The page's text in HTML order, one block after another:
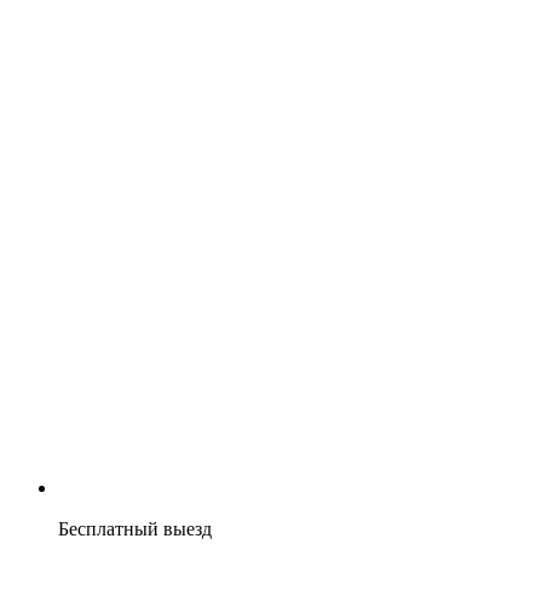
Бесплатный выезд